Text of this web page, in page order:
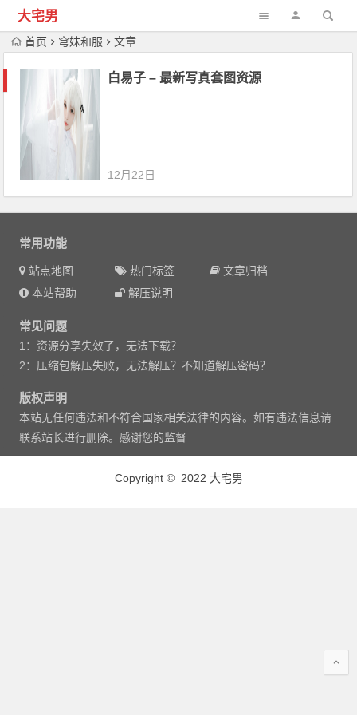
大宅男
首页 穹妹和服 文章
白易子 – 最新写真套图资源
12月22日
常用功能
站点地图 热门标签
文章归档
本站帮助
解压说明
常见问题
1：资源分享失效了，无法下载？
2：压缩包解压失败，无法解压？不知道解压密码？
版权声明
本站无任何违法和不符合国家相关法律的内容。如有违法信息请
联系站长进行删除。感谢您的监督
Copyright © 2022 大宅男